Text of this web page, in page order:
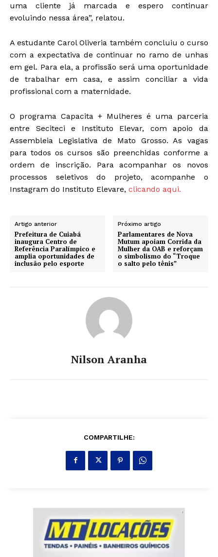
uma cliente já marcada e espero continuar
evoluindo nessa área”, relatou.
A estudante Carol Oliveria também concluiu o curso
com a expectativa de continuar no ramo de unhas
em gel. Para ela, a profissão será uma oportunidade
de trabalhar em casa, e assim conciliar a vida
profissional com a maternidade.
O programa Capacita + Mulheres é uma parceria
entre Seciteci e Instituto Elevar, com apoio da
Assembleia Legislativa de Mato Grosso. As vagas
para todos os cursos são preenchidas conforme a
ordem de inscrição. Para acompanhar os novos
processos seletivos do projeto, acompanhe o
Instagram do Instituto Elevare, clicando aqui.
Artigo anterior
Prefeitura de Cuiabá
inaugura Centro de
Referência Paralímpico e
amplia oportunidades de
inclusão pelo esporte
Próximo artigo
Parlamentares de Nova
Mutum apoiam Corrida da
Mulher da OAB e reforçam
o simbolismo do “Troque
o salto pelo tênis”
Nilson Aranha
COMPARTILHE: